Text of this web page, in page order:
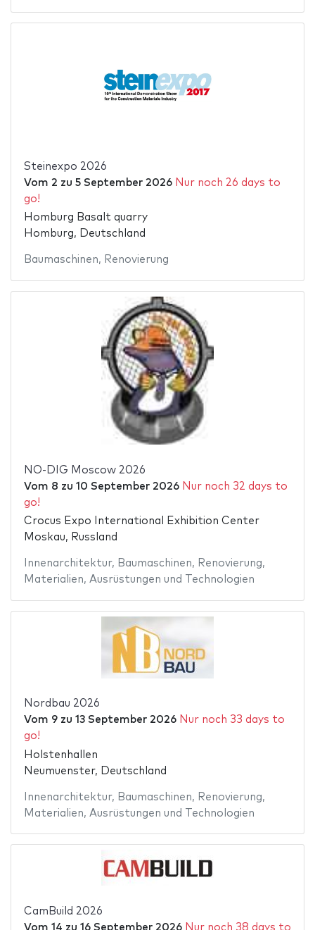
Steinexpo 2026
Vom 2 zu 5 September 2026 Nur noch 26 days to
go!
Homburg Basalt quarry
Homburg, Deutschland
Baumaschinen, Renovierung
NO-DIG Moscow 2026
Vom 8 zu 10 September 2026 Nur noch 32 days to
go!
Crocus Expo International Exhibition Center
Moskau, Russland
Innenarchitektur, Baumaschinen, Renovierung,
Materialien, Ausrüstungen und Technologien
Nordbau 2026
Vom 9zu 13 September 2026 Nur noch 33 days to
go!
Holstenhallen
Neumuenster, Deutschland
Innenarchitektur, Baumaschinen, Renovierung,
Materialien, Ausrüstungen und Technologien
CamBuild 2026
Vom 14 zu 16 September 2026 Nur noch 38 days to